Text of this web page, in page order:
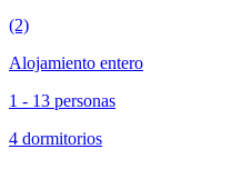
(2)
Alojamiento entero
1 - 13 personas
4 dormitorios